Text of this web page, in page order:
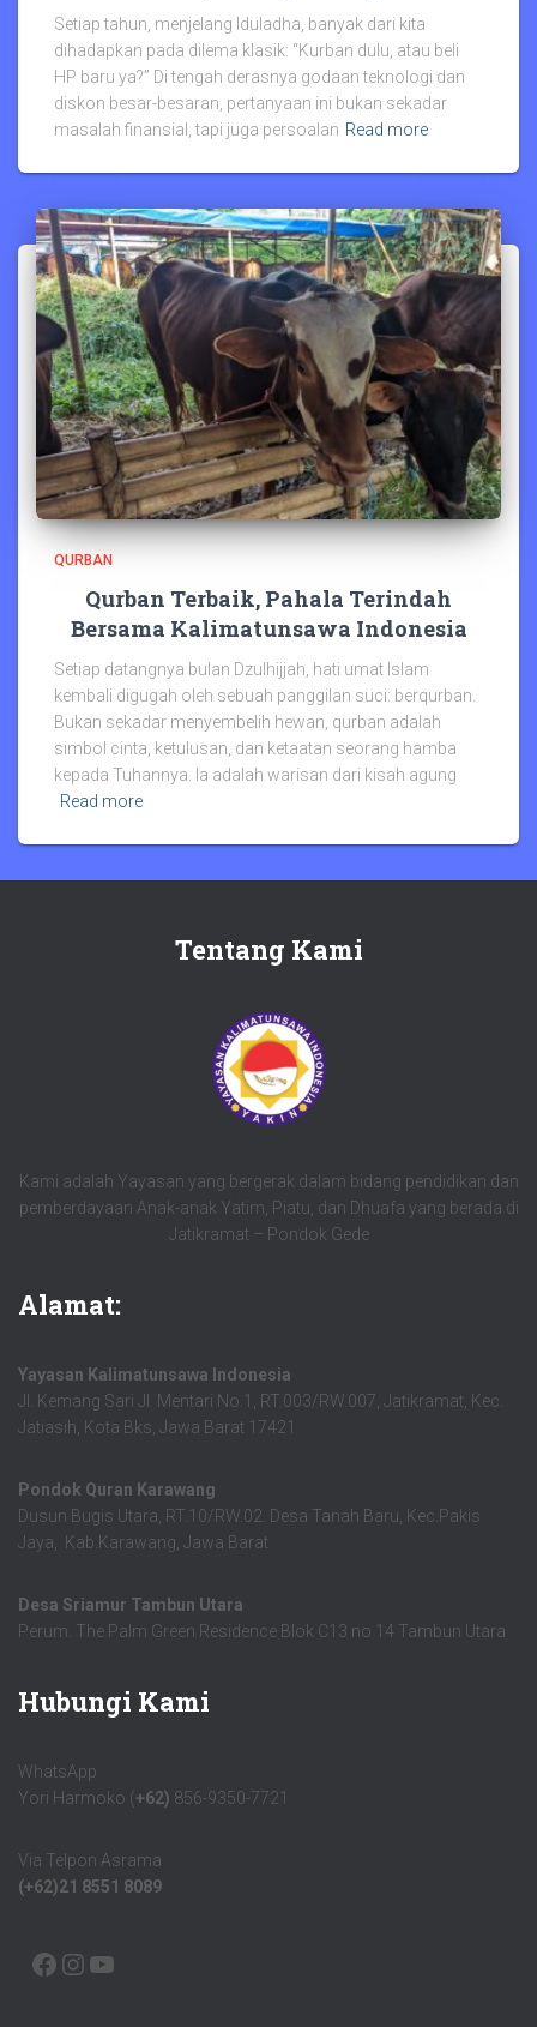
Setiap tahun, menjelang Iduladha, banyak dari kita
dihadapkan pada dilema klasik: “Kurban dulu, atau beli
HP baru ya?” Di tengah derasnya godaan teknologi dan
diskon besar-besaran, pertanyaan ini bukan sekadar
masalah finansial, tapi juga persoalan Read more
QURBAN
Qurban Terbaik, Pahala Terindah
Bersama Kalimatunsawa Indonesia
Setiap datangnya bulan Dzulhijjah, hati umat Islam
kembali digugah oleh sebuah panggilan suci: berqurban.
Bukan sekadar menyembelih hewan, qurban adalah
simbol cinta, ketulusan, dan ketaatan seorang hamba
kepada Tuhannya. Ia adalah warisan dari kisah agung
Read more
Tentang Kami
Kami adalah Yayasan yang bergerak dalam bidang pendidikan dan
pemberdayaan Anak-anak Yatim, Piatu, dan Dhuafa yang berada di
Jatikramat – Pondok Gede
Alamat:
Yayasan Kalimatunsawa Indonesia
Jl. Kemang Sari Jl. Mentari No.1, RT.003/RW.007, Jatikramat, Kec.
Jatiasih, Kota Bks, Jawa Barat 17421
Pondok Quran Karawang
Dusun Bugis Utara, RT.10/RW.02. Desa Tanah Baru, Kec.Pakis
Jaya, Kab.Karawang, Jawa Barat
Desa Sriamur Tambun Utara
Perum. The Palm Green Residence Blok C13 no 14 Tambun Utara
Hubungi Kami
WhatsApp
Yori Harmoko (+62) 856-9350-7721
Via Telpon Asrama
(+62)21 8551 8089